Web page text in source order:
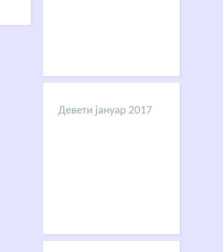
Девети јануар 2017